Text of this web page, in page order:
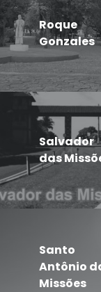
Roque
Gonzales
Salvador
das
Santo
Antônio
Missões